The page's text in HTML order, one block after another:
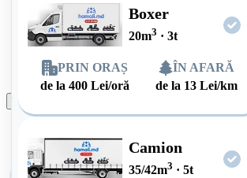
Boxer
20m3 · 3t
PRIN ORAȘ
de la400 Lei/oră
ÎN AFARĂ
de la 13 Lei/km
Camion
35/42m3 · 5t
Plasează comanda